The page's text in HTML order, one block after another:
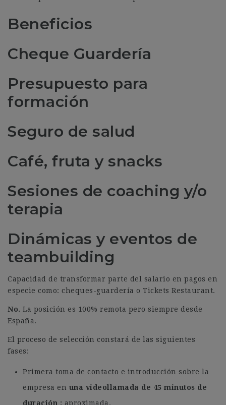
Beneficios
Cheque Guardería
Presupuesto para
formación
Seguro de salud
Café, fruta y snacks
Sesiones de coaching y/o
terapia
Dinámicas y eventos de
teambuilding
Capacidad de transformar parte del salario en pagos en
especie como: cheques-guardería o Tickets Restaurant.
No. La posición es 100% remota pero siempre desde
España.
El proceso de selección constará de las siguientes
fases:
Primera toma de contacto e introducción sobre la
empresa en una videollamada de 45 minutos de
duración
aproximada.